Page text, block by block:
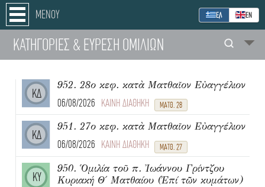
ΜΕΝΟΥ ΕΛ ΕΝ
ΚΑΤΗΓΟΡΙΕΣ & ΕΥΡΕΣΗ ΟΜΙΛΙΩΝ
ΚΔ
952. 28ο κεφ. κατὰ Ματθαῖον Εὐαγγέλιον
06/08/2026 ΚΑΙΝΗ ΔΙΑΘΗΚΗ ΜΑΤΘ. 28
ΚΔ
951. 27ο κεφ. κατὰ Ματθαῖον Εὐαγγέλιον
06/08/2026 ΚΑΙΝΗ ΔΙΑΘΗΚΗ ΜΑΤΘ. 27
ΚΥ
950. Ὁμιλία τοῦ π. Ἰωάννου Γρίντζου
Κυριακή Θ΄ Ματθαίου (Ἐπί τῶν κυμάτων)